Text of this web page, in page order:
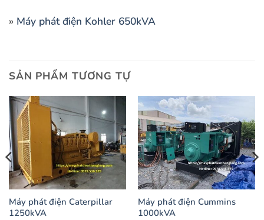
» Máy phát điện Kohler 650kVA
SẢN PHẨM TƯƠNG TỰ
Máy phát điện Caterpillar
1250kVA
Máy phát điện Cummins
1000kVA